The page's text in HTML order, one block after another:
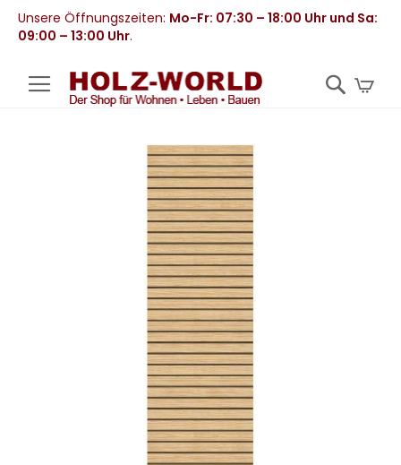
Unsere Öffnungszeiten: Mo-Fr: 07:30 – 18:00 Uhr und Sa:
09:00 – 13:00 Uhr.